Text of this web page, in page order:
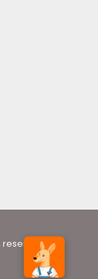
reservados.